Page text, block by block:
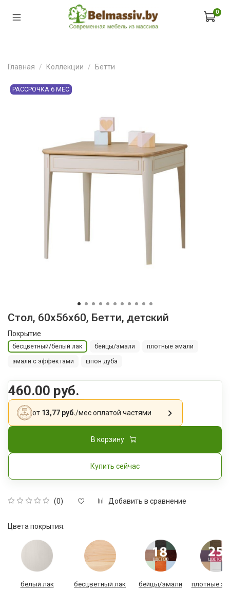
0
Главная Коллекции Бетти
РАССРОЧКА 6 МЕС
Стол, 60х56х60, Бетти, детский
(0) Добавить в сравнение
Покрытие
бесцветный/белый лак бейцы/эмали плотные эмали
эмали с эффектами шпон дуба
460.00 руб.
от 13,77 руб./месоплатой частями
В корзину
Купить сейчас
Цвета покрытия:
белый лак бесцветный лак бейцы/эмали плотные